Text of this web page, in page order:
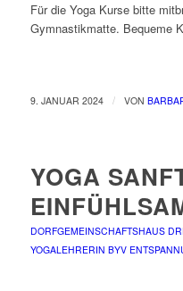
Für die Yoga Kurse bitte
Gymnastikmatte. Bequeme
9. JANUAR 2024 / VON
YOGA
DORFGEMEINSCHAFTSHAUS
YOGALEHRERIN BYV